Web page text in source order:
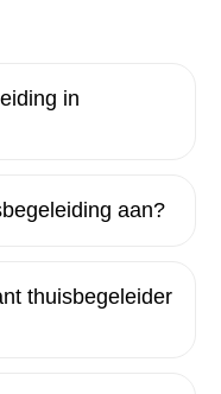
in
aan?
thuisbegeleider